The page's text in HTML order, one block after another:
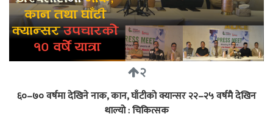
२
६०–७० वर्षमा देखिने नाक, कान, घाँटीको क्यान्सर २२–२५ वर्षमै देखिन
थाल्यो : चिकित्सक